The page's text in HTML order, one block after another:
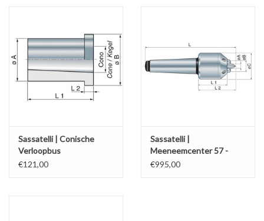
Alles om te Draaien |
Alles om te Zagen |
Schroefdraad snijden |
Sassatelli | Conische
Verloopbus
€121,00
Sassatelli |
Meeneemcenter 57 -
90mm
€995,00